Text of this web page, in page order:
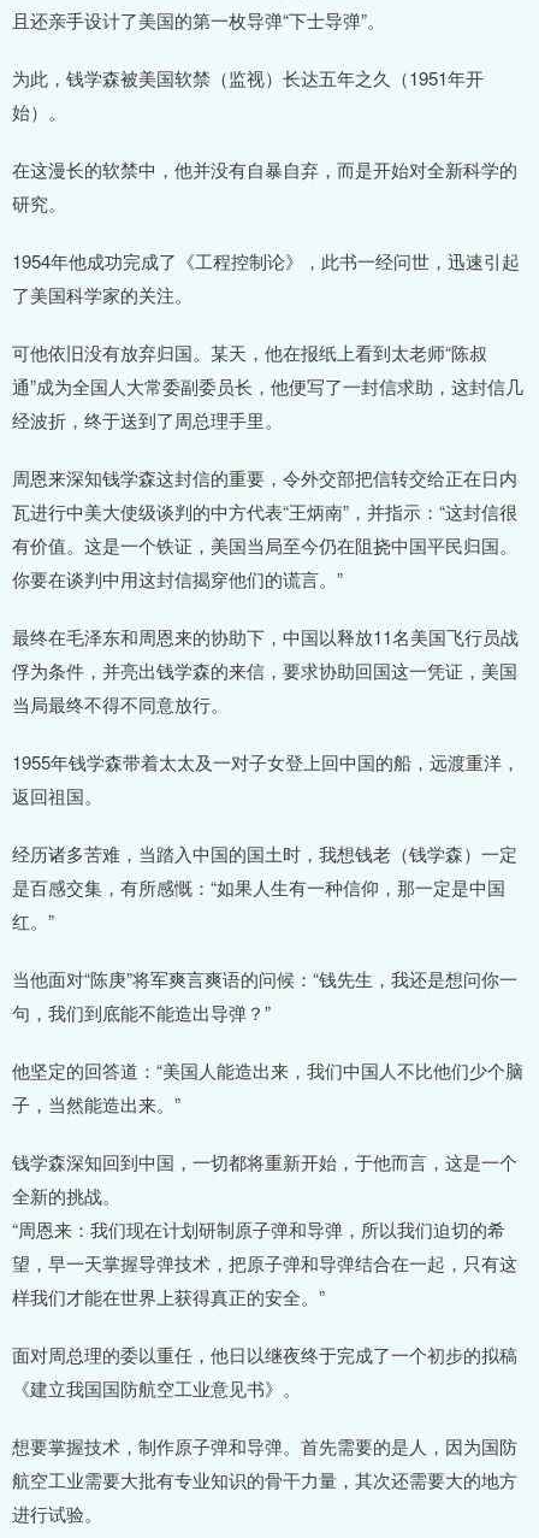
且还亲手设计了美国的第一枚导弹“下士导弹”。
为此，钱学森被美国软禁（监视）长达五年之久（1951年开
始）。
在这漫长的软禁中，他并没有自暴自弃，而是开始对全新科学的
研究。
1954年他成功完成了《工程控制论》，此书一经问世，迅速引起
了美国科学家的关注。
可他依旧没有放弃归国。某天，他在报纸上看到太老师“陈叔
通”成为全国人大常委副委员长，他便写了一封信求助，这封信几
经波折，终于送到了周总理手里。
周恩来深知钱学森这封信的重要，令外交部把信转交给正在日内
瓦进行中美大使级谈判的中方代表“王炳南”，并指示：“这封信很
有价值。这是一个铁证，美国当局至今仍在阻挠中国平民归国。
你要在谈判中用这封信揭穿他们的谎言。”
最终在毛泽东和周恩来的协助下，中国以释放11名美国飞行员战
俘为条件，并亮出钱学森的来信，要求协助回国这一凭证，美国
当局最终不得不同意放行。
1955年钱学森带着太太及一对子女登上回中国的船，远渡重洋，
返回祖国。
经历诸多苦难，当踏入中国的国土时，我想钱老（钱学森）一定
是百感交集，有所感慨：“如果人生有一种信仰，那一定是中国
红。”
当他面对“陈庚”将军爽言爽语的问候：“钱先生，我还是想问你一
句，我们到底能不能造出导弹？”
他坚定的回答道：“美国人能造出来，我们中国人不比他们少个脑
子，当然能造出来。”
钱学森深知回到中国，一切都将重新开始，于他而言，这是一个
全新的挑战。
“周恩来：我们现在计划研制原子弹和导弹，所以我们迫切的希
望，早一天掌握导弹技术，把原子弹和导弹结合在一起，只有这
样我们才能在世界上获得真正的安全。”
面对周总理的委以重任，他日以继夜终于完成了一个初步的拟稿
《建立我国国防航空工业意见书》。
想要掌握技术，制作原子弹和导弹。首先需要的是人，因为国防
航空工业需要大批有专业知识的骨干力量，其次还需要大的地方
进行试验。